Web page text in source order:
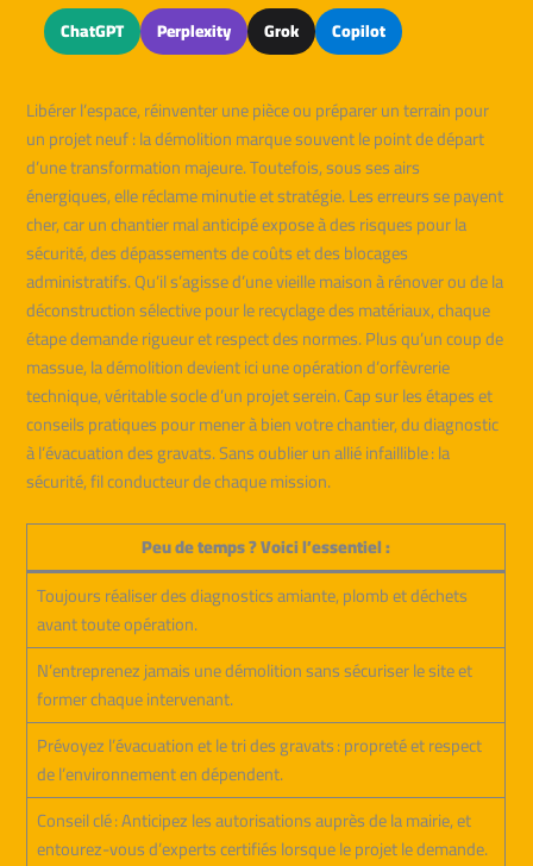
ChatGPT Perplexity Grok Copilot
Libérer l’espace, réinventer une pièce ou préparer un terrain pour
un projet neuf : la démolition marque souvent le point de départ
d’une transformation majeure. Toutefois, sous ses airs
énergiques, elle réclame minutie et stratégie. Les erreurs se payent
cher, car un chantier mal anticipé expose à des risques pour la
sécurité, des dépassements de coûts et des blocages
administratifs. Qu’il s’agisse d’une vieille maison à rénover ou de la
déconstruction sélective pour le recyclage des matériaux, chaque
étape demande rigueur et respect des normes. Plus qu’un coup de
massue, la démolition devient ici une opération d’orfèvrerie
technique, véritable socle d’un projet serein. Cap sur les étapes et
conseils pratiques pour mener à bien votre chantier, du diagnostic
à l’évacuation des gravats. Sans oublier un allié infaillible : la
sécurité, fil conducteur de chaque mission.
Peu de temps ? Voici l’essentiel :
Toujours réaliser des diagnostics amiante, plomb et déchets
avant toute opération.
N’entreprenez jamais une démolition sans sécuriser le site et
former chaque intervenant.
Prévoyez l’évacuation et le tri des gravats : propreté et respect
de l’environnement en dépendent.
Conseil clé : Anticipez les autorisations auprès de la mairie, et
entourez-vous d’experts certifiés lorsque le projet le demande.